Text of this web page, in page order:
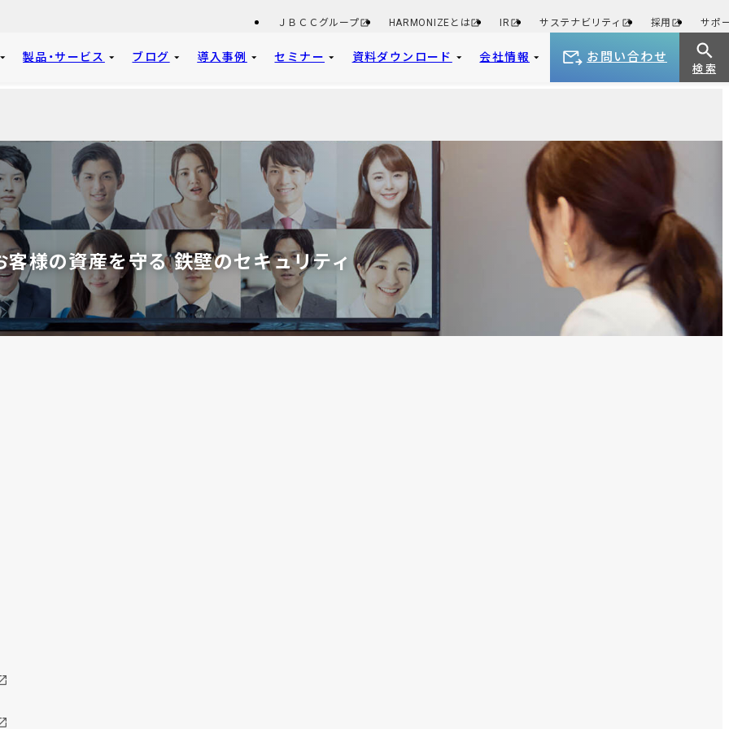
ＪＢＣＣグループ HARMONIZEとは IR サステナビリティ 採用 サポ
製品・サービス ブログ 導入事例 セミナー 資料ダウンロード 会社情報 お問い合わせ
検 索
様の資産を守る 鉄壁のセキュリティ